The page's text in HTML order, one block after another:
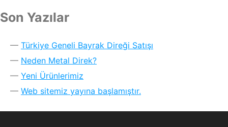
Son Yazılar
Türkiye Geneli Bayrak Direği Satışı
Neden Metal Direk?
Yeni Ürünlerimiz
Web sitemiz yayına başlamıştır.